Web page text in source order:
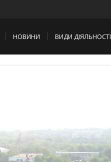
НОВИНИ ВИДИ ДІЯЛЬНОСТІ